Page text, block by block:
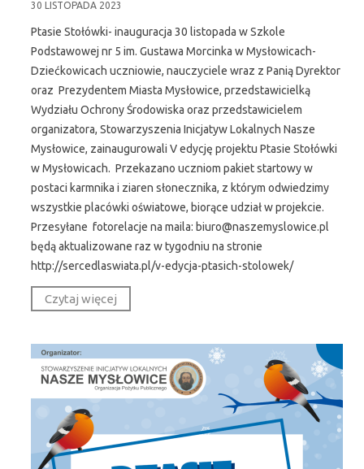
30 LISTOPADA 2023
Ptasie Stołówki- inauguracja 30 listopada w Szkole
Podstawowej nr 5 im. Gustawa Morcinka w Mysłowicach-
Dziećkowicach uczniowie, nauczyciele wraz z Panią Dyrektor
oraz Prezydentem Miasta Mysłowice, przedstawicielką
Wydziału Ochrony Środowiska oraz przedstawicielem
organizatora, Stowarzyszenia Inicjatyw Lokalnych Nasze
Mysłowice, zainaugurowali V edycję projektu Ptasie Stołówki
w Mysłowicach. Przekazano uczniom pakiet startowy w
postaci karmnika i ziaren słonecznika, z którym odwiedzimy
wszystkie placówki oświatowe, biorące udział w projekcie.
Przesyłane fotorelacje na maila: biuro@naszemyslowice.pl
będą aktualizowane raz w tygodniu na stronie
http://sercedlaswiata.pl/v-edycja-ptasich-stolowek/
Czytaj więcej